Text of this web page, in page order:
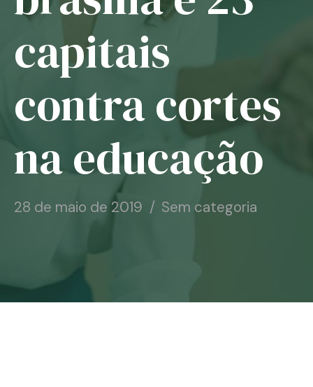
Notícias
Associe-se
capitais
contra cortes
na educação
28 de maio de 2019 Sem categoria